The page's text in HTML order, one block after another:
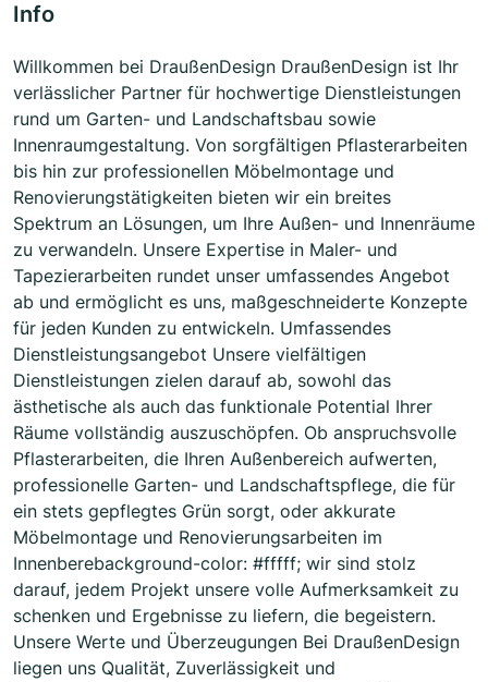
Info
Willkommen bei DraußenDesign DraußenDesign ist Ihr
verlässlicher Partner für hochwertige Dienstleistungen
rund um Garten- und Landschaftsbau sowie
Innenraumgestaltung. Von sorgfältigen Pflasterarbeiten
bis hin zur professionellen Möbelmontage und
Renovierungstätigkeiten bieten wir ein breites
Spektrum an Lösungen, um Ihre Außen- und Innenräume
zu verwandeln. Unsere Expertise in Maler- und
Tapezierarbeiten rundet unser umfassendes Angebot
ab und ermöglicht es uns, maßgeschneiderte Konzepte
für jeden Kunden zu entwickeln. Umfassendes
Dienstleistungsangebot Unsere vielfältigen
Dienstleistungen zielen darauf ab, sowohl das
ästhetische als auch das funktionale Potential Ihrer
Räume vollständig auszuschöpfen. Ob anspruchsvolle
Pflasterarbeiten, die Ihren Außenbereich aufwerten,
professionelle Garten- und Landschaftspflege, die für
ein stets gepflegtes Grün sorgt, oder akkurate
Möbelmontage und Renovierungsarbeiten im
Innenberebackground-color: #fffff; wir sind stolz
darauf, jedem Projekt unsere volle Aufmerksamkeit zu
schenken und Ergebnisse zu liefern, die begeistern.
Unsere Werte und Überzeugungen Bei DraußenDesign
liegen uns Qualität, Zuverlässigkeit und